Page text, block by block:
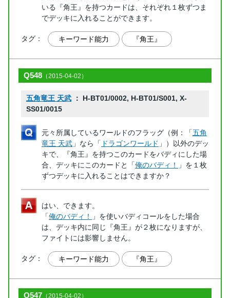
いる『角王』を持つカードは、それぞれ１枚ずつま
でデッキに入れることができます。
タグ： キーワード能力 『角王』
Q548 （2015-04-02）
五角竜王 天武 ： H-BT01/0002, H-BT01/S001, X-
SS01/0015
元々所属しているワールドのフラッグ（例：「五角
竜王 天武 」なら「 ドラゴンワールド 」）以外のデッ
キで、『角王』を持つこのカードをバディにした場
合、デッキにこのカードと「俺のバディ！
」を１枚
ずつデッキに入れることはできますか？
はい、できます。
「俺のバディ！
」を使いバディコールをした場合
は、デッキ内に同じ『角王』が２枚になりますが、
ファイトには影響しません。
タグ： キーワード能力 『角王』
Q547 （2015-04-02）